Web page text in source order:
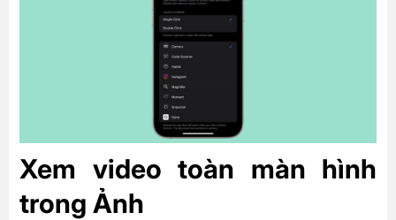
Xem video toàn màn hình
trong Ảnh